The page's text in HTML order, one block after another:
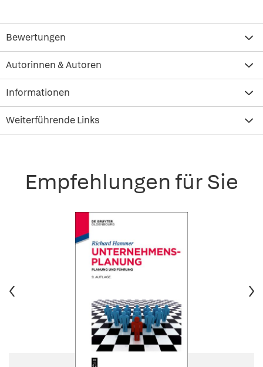
Bewertungen
Autorinnen & Autoren
Informationen
Weiterführende Links
Empfehlungen für Sie